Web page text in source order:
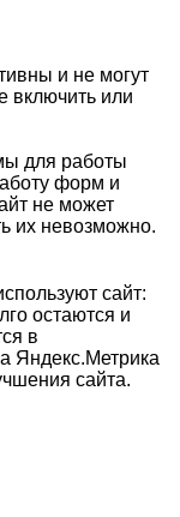
и не могут
включить или
для работы
форм и
не может
их невозможно.
сайт:
остаются и
в
Яндекс.Метрика
сайта.